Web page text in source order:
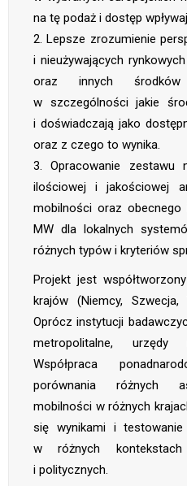
na tę podaż i dostęp
2. Lepsze zrozumienie
i nieużywających
oraz innych
w szczególności jakie
i doświadczają jako
oraz z czego to wynika.
3. Opracowanie zestawu
ilościowej i jakościowej
mobilności oraz obecnego
MW dla lokalnych
różnych typów i kryteriów
Projekt jest
krajów (Niemcy, Szwecja,
Oprócz instytucji
metropolitalne,
Współpraca
porównania różnych
mobilności w różnych
się wynikami i testowanie
w różnych kontekstach
i politycznych.